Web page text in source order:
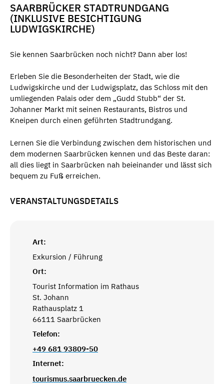
SAARBRÜCKER STADTRUNDGANG
(INKLUSIVE BESICHTIGUNG
LUDWIGSKIRCHE)
Sie kennen Saarbrücken noch nicht? Dann aber los!
Erleben Sie die Besonderheiten der Stadt, wie die
Ludwigskirche und der Ludwigsplatz, das Schloss mit den
umliegenden Palais oder dem „Gudd Stubb“ der St.
Johanner Markt mit seinen Restaurants, Bistros und
Kneipen durch einen geführten Stadtrundgang.
Lernen Sie die Verbindung zwischen dem historischen und
dem modernen Saarbrücken kennen und das Beste daran:
all dies liegt in Saarbrücken nah beieinander und lässt sich
bequem zu Fuß erreichen.
VERANSTALTUNGSDETAILS
Art:
Exkursion / Führung
Ort:
Tourist Information im Rathaus
St. Johann
Rathausplatz 1
66111 Saarbrücken
Telefon:
+49 681 93809-50
Internet:
tourismus.saarbruecken.de